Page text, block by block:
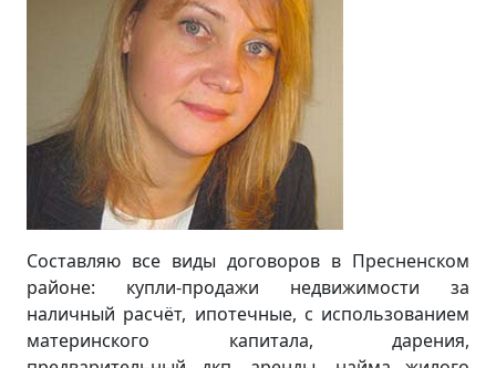
Составляю все виды договоров в Пресненском
районе: купли-продажи недвижимости за
наличный расчёт, ипотечные, с использованием
материнского капитала, дарения,